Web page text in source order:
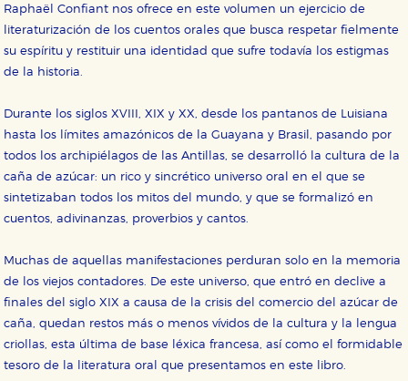
Raphaël Confiant nos ofrece en este volumen un ejercicio de
literaturización de los cuentos orales que busca respetar fielmente
su espíritu y restituir una identidad que sufre todavía los estigmas
de la historia.
Durante los siglos XVIII, XIX y XX, desde los pantanos de Luisiana
hasta los límites amazónicos de la Guayana y Brasil, pasando por
todos los archipiélagos de las Antillas, se desarrolló la cultura de la
caña de azúcar: un rico y sincrético universo oral en el que se
sintetizaban todos los mitos del mundo, y que se formalizó en
cuentos, adivinanzas, proverbios y cantos.
Muchas de aquellas manifestaciones perduran solo en la memoria
de los viejos contadores. De este universo, que entró en declive a
finales del siglo XIX a causa de la crisis del comercio del azúcar de
caña, quedan restos más o menos vívidos de la cultura y la lengua
criollas, esta última de base léxica francesa, así como el formidable
tesoro de la literatura oral que presentamos en este libro.
HABILITAR TODO RECHAZAR TODO
Cookies necesarias
nuestro sistema. Es posible hacerlo desde el
áreas de nuestra web dejen de funcionar
correctamente.
Cookies de rendimiento y analíticas
Estas cookies se utilizan para mejorar su experiencia
de navegación y optimizar el funcionamiento de
nuestro sitio web. Almacenan configuraciones de